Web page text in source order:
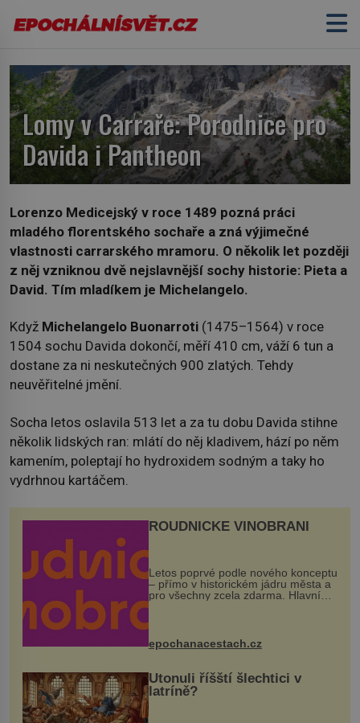
Lomy v Carraře: Porodnice pro
Davida i Pantheon
Lorenzo Medicejský v roce 1489 pozná práci
mladého florentského sochaře a zná výjimečné
vlastnosti carrarského mramoru. O několik let později
z něj vzniknou dvě nejslavnější sochy historie: Pieta a
David. Tím mladíkem je Michelangelo.
Když Michelangelo Buonarroti (1475–1564) v roce
1504 sochu Davida dokončí, měří 410 cm, váží 6 tun a
dostane za ni neskutečných 900 zlatých. Tehdy
neuvěřitelné jmění.
Socha letos oslavila 513 let a za tu dobu Davida stihne
několik lidských ran: mlátí do něj kladivem, hází po něm
kamením, poleptají ho hydroxidem sodným a taky ho
vydrhnou kartáčem.
ROUDNICKÉ VINOBRANÍ
Letos poprvé podle nového konceptu
– přímo v historickém jádru města a
pro všechny zcela zdarma. Hlavní
program se odehraje na Karlově a
mohou těšit na víno, burčák, pes...
epochanacestach.cz
Utonuli říšští šlechtici v
latríně?